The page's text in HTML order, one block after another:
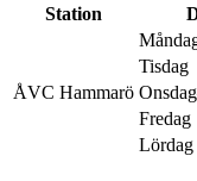
Station
ÅVC Hammarö
Tisdag
Fredag
Lördag